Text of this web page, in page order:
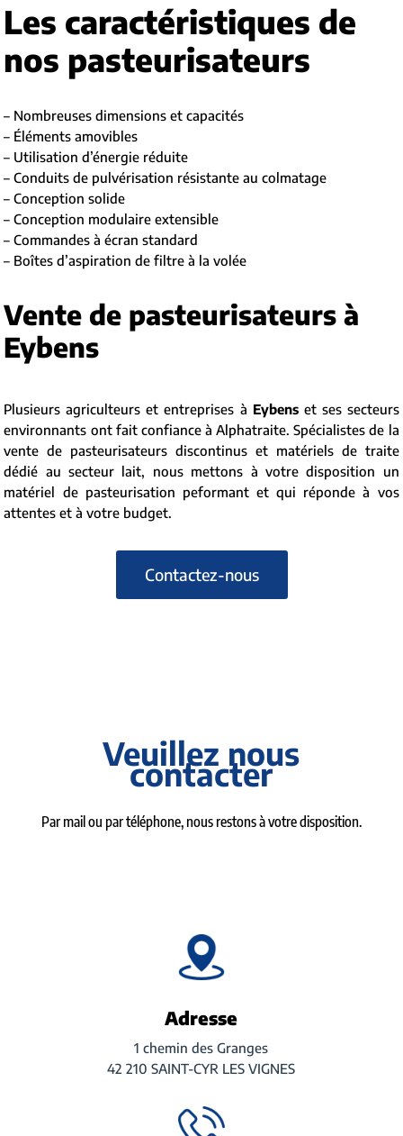
Les caractéristiques de
nos pasteurisateurs
– Nombreuses dimensions et capacités
– Éléments amovibles
– Utilisation d’énergie réduite
– Conduits de pulvérisation résistante au colmatage
– Conception solide
– Conception modulaire extensible
– Commandes à écran standard
– Boîtes d’aspiration de filtre à la volée
Vente de pasteurisateurs à
Eybens
Plusieurs agriculteurs et entreprises à Eybenset ses secteurs
environnants ont fait confiance à Alphatraite. Spécialistes de la
vente de pasteurisateurs discontinus et matériels de traite
dédié au secteur lait, nous mettons à votre disposition un
matériel de pasteurisation peformant et qui réponde à vos
attentes et à votre budget.
Contactez-nous
Veuillez nous
contacter
Par mail ou par téléphone, nous restons à votre disposition.
Adresse
1 chemin des Granges
42 210 SAINT-CYR LES VIGNES